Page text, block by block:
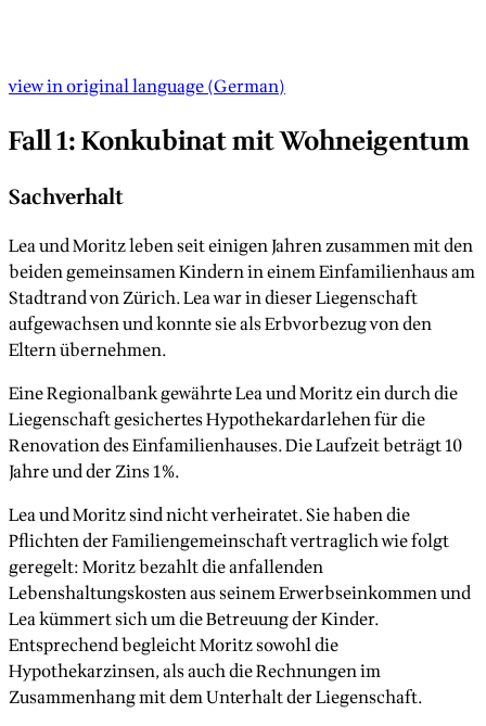
view in original language(German)
Fall 1: Konkubinat mit Wohneigentum
Sachverhalt
Lea und Moritz leben seit einigen Jahren zusammen mit den
beiden gemeinsamen Kindern in einem Einfamilienhaus am
Stadtrand von Zürich. Lea war in dieser Liegenschaft
aufgewachsen und konnte sie als Erbvorbezug von den
Eltern übernehmen.
Eine Regionalbank gewährte Lea und Moritz ein durch die
Liegenschaft gesichertes Hypothekardarlehen für die
Renovation des Einfamilienhauses. Die Laufzeit beträgt 10
Jahre und der Zins 1%.
Lea und Moritz sind nicht verheiratet. Sie haben die
Pflichten der Familiengemeinschaft vertraglich wie folgt
geregelt: Moritz bezahlt die anfallenden
Lebenshaltungskosten aus seinem Erwerbseinkommen und
Lea kümmert sich um die Betreuung der Kinder.
Entsprechend begleicht Moritz sowohl die
Hypothekarzinsen, als auch die Rechnungen im
Zusammenhang mit dem Unterhalt der Liegenschaft.